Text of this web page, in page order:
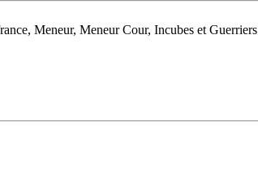
Meneur, Meneur Cour, Incubes et Guerriers